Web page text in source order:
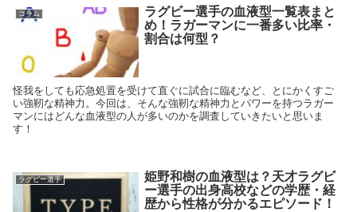
コラム
ラグビー選手の血液型一覧表まと
め！ラガーマンに一番多い比率・
割合は何型？
怪我をしても応急処置を受けて直ぐに試合に臨むなど、とにかくすご
い強靭な精神力。今回は、そんな強靭な精神力とパワーを持つラガー
マンにはどんな血液型の人が多いのかを調査していきたいと思いま
す！
ラグビー選手
姫野和樹の血液型は？天才ラグビ
ー選手の出身高校などの学歴・経
歴から性格が分かるエピソード！